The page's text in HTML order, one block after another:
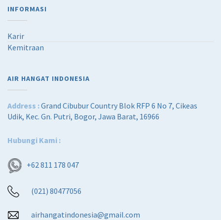
INFORMASI
Karir
Kemitraan
AIR HANGAT INDONESIA
Address :Grand Cibubur Country Blok RFP 6 No 7, Cikeas
Udik, Kec. Gn. Putri, Bogor, Jawa Barat, 16966
Hubungi Kami :
+62 811 178 047
(021) 80477056
airhangatindonesia@gmail.com